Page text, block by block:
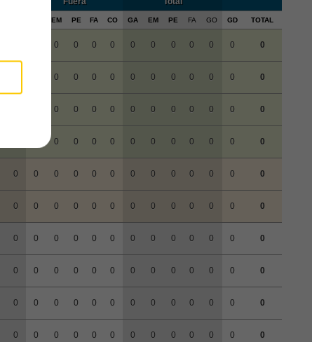
EM PE FA CO GA EM PE FA GO GD TOTAL
0 0 0 0 0 0 0 0 0 0 0
0 0 0 0 0 0 0 0 0 0 0
0 0 0 0 0 0 0 0 0 0 0
0 0 0 0 0 0 0 0 0 0 0
0 0 0 0 0 0 0 0 0 0 0 0 0
0 0 0 0 0 0 0 0 0 0 0 0 0
0 0 0 0 0 0 0 0 0 0 0 0 0
0 0 0 0 0 0 0 0 0 0 0 0 0
0 0 0 0 0 0 0 0 0 0 0 0 0
0 0 0 0 0 0 0 0 0 0 0 0 0